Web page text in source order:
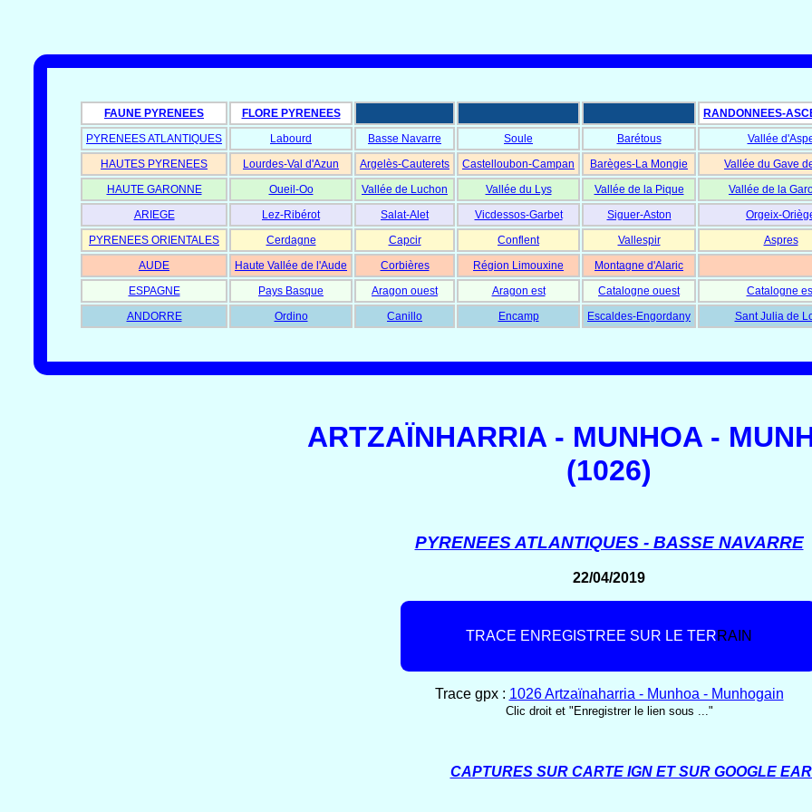
FAUNE PYRENEES FLORE PYRENEES RANDONNEES-
PYRENEES ATLANTIQUES
Labourd Basse Navarre Soule Barétous Vallée
HAUTES PYRENEES
Lourdes-Val d'Azun Argelès-Cauterets Castelloubon-Campan Barèges-La Mongie Vallée du Gave
HAUTE GARONNE
Oueil-Oo Vallée de Luchon Vallée du Lys Vallée de la Pique Vallée de la
ARIEGE
Lez-Ribérot Salat-Alet Vicdessos-Garbet Siguer-Aston Orgeix-
PYRENEES ORIENTALES
Cerdagne Capcir Conflent Vallespir Aspres
AUDE
Haute Vallée de l'Aude Corbières Région Limouxine
Montagne d'Alaric
ESPAGNE
Pays Basque Aragon ouest Aragon est Catalogne ouest
Catalogne
ANDORRE
Ordino Canillo Encamp Escaldes-Engordany Sant Julia de
ARTZAÏNHARRIA - MUNHOA -
(1026)
PYRENEES ATLANTIQUES - BASSE NAVARRE
22/04/2019
TRACE EN REG STREE SUR LE TERRA N
Trace gpx : 1026 Artzaïnaharria - Munhoa - Munhogain
Clic droit et "Enregistrer le lien sous ..."
CAPTURES SUR CARTE IGN ET SUR GOOGLE